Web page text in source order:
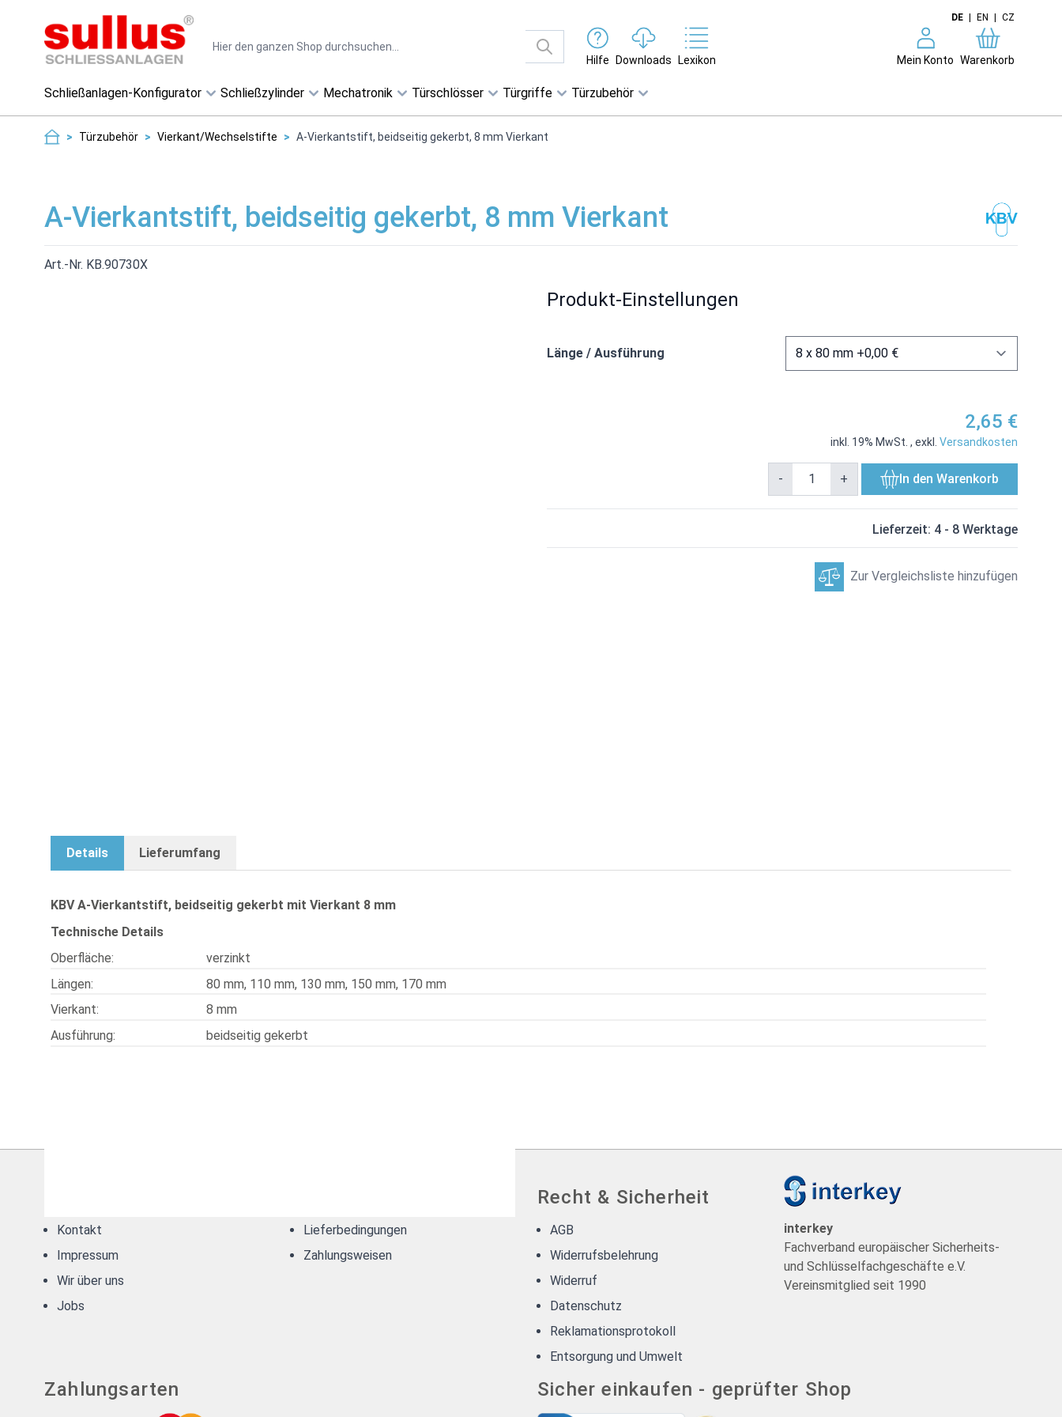
DE EN CZ
Hilfe
Downloads Lexikon Mein Konto Warenkorb
Schließanlagen-Konfigurator Schließzylinder Mechatronik Türschlösser Türgriffe Türzubehör
> Türzubehör > Vierkant/Wechselstifte > A-Vierkantstift, beidseitig gekerbt, 8 mm Vierkant
A-Vierkantstift, beidseitig gekerbt, 8 mm Vierkant
Art.-Nr. KB.90730X
Produkt-Einstellungen
Länge / Ausführung
2,65 €
inkl. 19% MwSt. , exkl. Versandkosten
- + In den Warenkorb
Lieferzeit: 4 - 8 Werktage
Zur Vergleichsliste hinzufügen
Details Lieferumfang
KBV A-Vierkantstift, beidseitig gekerbt mit Vierkant 8 mm
Technische Details
Oberfläche:
verzinkt
Längen:
80 mm, 110 mm, 130 mm, 150 mm, 170 mm
Vierkant:
8 mm
Ausführung:
beidseitig gekerbt
Kontakt
Impressum
Wir über uns
Jobs
Lieferbedingungen
Zahlungsweisen
Recht & Sicherheit
AGB
Widerrufsbelehrung
Widerruf
Datenschutz
Reklamationsprotokoll
Entsorgung und Umwelt
interkey
Fachverband europäischer Sicherheits-
und Schlüsselfachgeschäfte e.V.
Vereinsmitglied seit 1990
Zahlungsarten Sicher einkaufen - geprüfter Shop